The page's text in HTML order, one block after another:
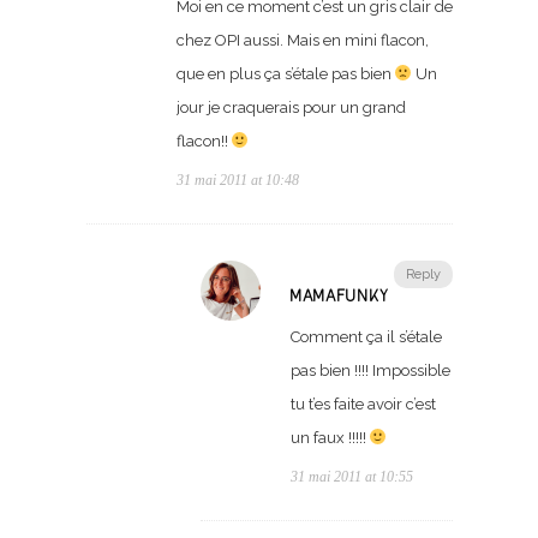
Moi en ce moment c’est un gris clair de
chez OPI aussi. Mais en mini flacon,
que en plus ça s’étale pas bien
Un
jour je craquerais pour un grand
flacon!!
31 mai 2011 at 10:48
Reply
MAMAFUNKY
Comment ça il s’étale
pas bien !!!! Impossible
tu t’es faite avoir c’est
un faux !!!!!
31 mai 2011 at 10:55